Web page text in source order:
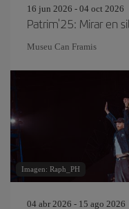
16 jun 2026 - 04 oct 2026
Patrim'25: Mirar en
Museu Can Framis
Imagen: Raph_PH
04 abr 2026 - 15 ago 2026